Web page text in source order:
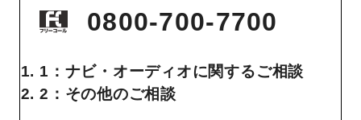
0800-700-7700
1：ナビ・オーディオに関するご相談
2：その他のご相談